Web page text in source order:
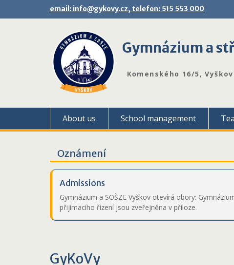
email: info@gykovy.cz, telefon: 515 553 000
Gymnázium a
Komenského 16/5, Vyškov
About us School management
Oznámení
Admissions
Gymnázium a SOŠZE Vyškov otevírá obory:
přijímacího řízení jsou zveřejněna v příloze.
GyKoVy